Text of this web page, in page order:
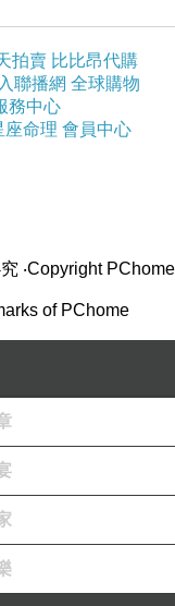
ANR高效修護
拍賣 比比昂代購
聯播網 全球購物
務中心
座命理 會員中心
‧Copyright PChome
of PChome